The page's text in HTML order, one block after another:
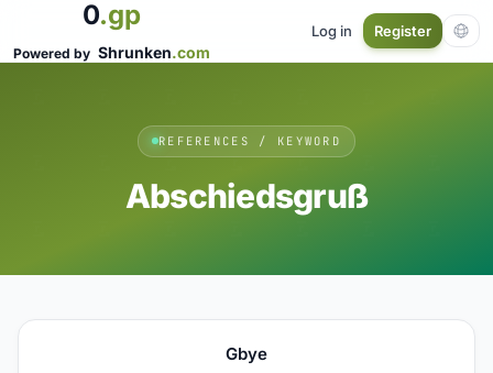
0.gp
Powered by Shrunken.com
Log in Register
REFERENCES / KEYWORD
Abschiedsgruß
Gbye